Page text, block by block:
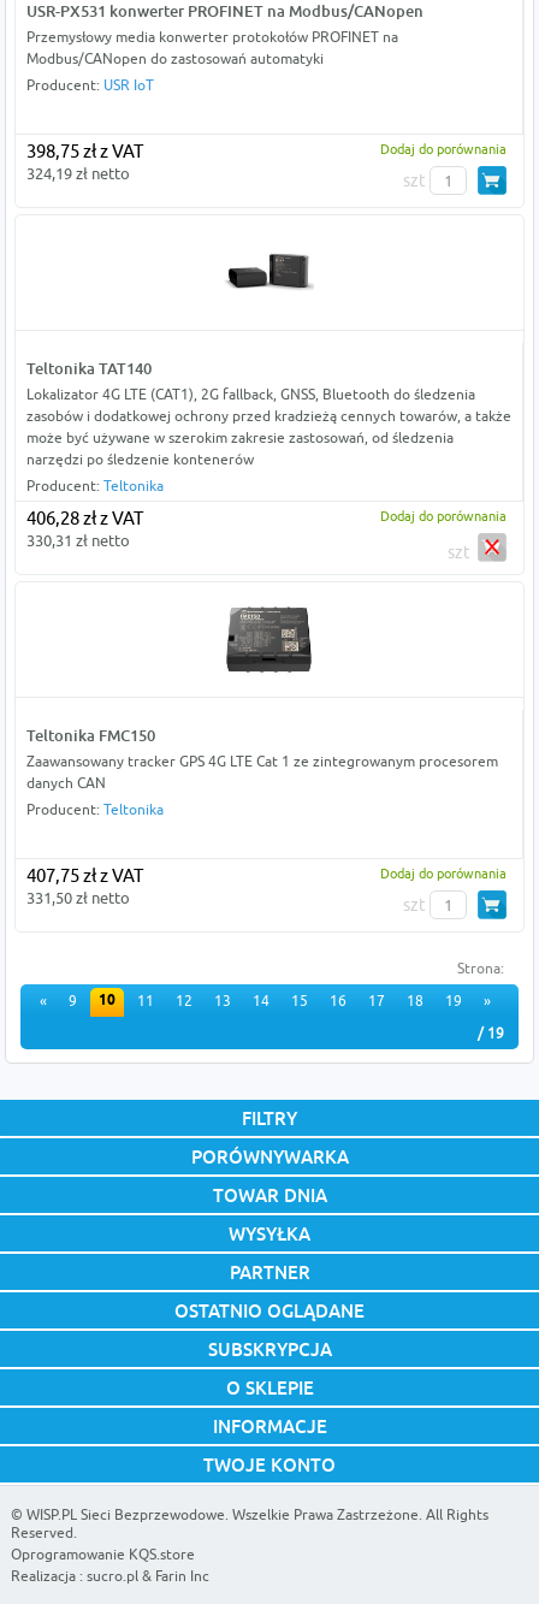
USR-PX531 konwerter PROFINET na Modbus/CANopen
Przemysłowy media konwerter protokołów PROFINET na
Modbus/CANopen do zastosowań automatyki
Producent: USR IoT
398,75 zł z VAT
324,19 zł netto
Dodaj do porównania
szt
Teltonika TAT140
Lokalizator 4G LTE (CAT1), 2G fallback, GNSS, Bluetooth do śledzenia
zasobów i dodatkowej ochrony przed kradzieżą cennych towarów, a także
może być używane w szerokim zakresie zastosowań, od śledzenia
narzędzi po śledzenie kontenerów
Producent: Teltonika
406,28 zł z VAT
330,31 zł netto
Dodaj do porównania
szt
Teltonika FMC150
Zaawansowany tracker GPS 4G LTE Cat 1 ze zintegrowanym procesorem
danych CAN
Producent: Teltonika
407,75 zł z VAT
331,50 zł netto
Dodaj do porównania
szt
Strona:
«
9 10 11 12 13 14 15 16 17 18 19
»
/ 19
FILTRY
PORÓWNYWARKA
TOWAR DNIA
WYSYŁKA
PARTNER
OSTATNIO OGLĄDANE
SUBSKRYPCJA
O SKLEPIE
INFORMACJE
TWOJE KONTO
© WISP.PL Sieci Bezprzewodowe. Wszelkie Prawa Zastrzeżone. All Rights
Reserved.
Oprogramowanie KQS.store
Realizacja : sucro.pl& Farin Inc